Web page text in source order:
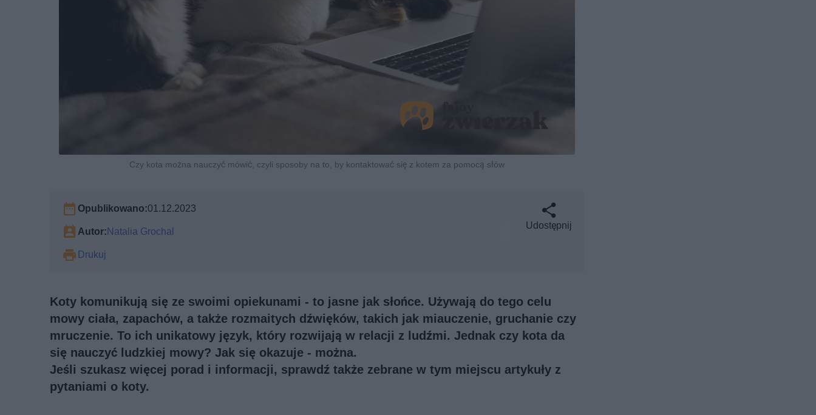
Czy kota można nauczyć mówić, czyli sposoby na to, by kontaktować się z kotem za pomocą słów
Opublikowano:01.12.2023
Autor:Natalia Grochal
Drukuj
Udostępnij
Koty komunikują się ze swoimi opiekunami - to jasne jak słońce. Używają do tego celu
mowy ciała, zapachów, a także rozmaitych dźwięków, takich jak miauczenie, gruchanie czy
mruczenie. To ich unikatowy język, który rozwijają w relacji z ludźmi. Jednak czy kota da
się nauczyć ludzkiej mowy? Jak się okazuje - można.
Jeśli szukasz więcej porad i informacji, sprawdź także zebrane w tym miejscu artykuły z
pytaniami o koty.